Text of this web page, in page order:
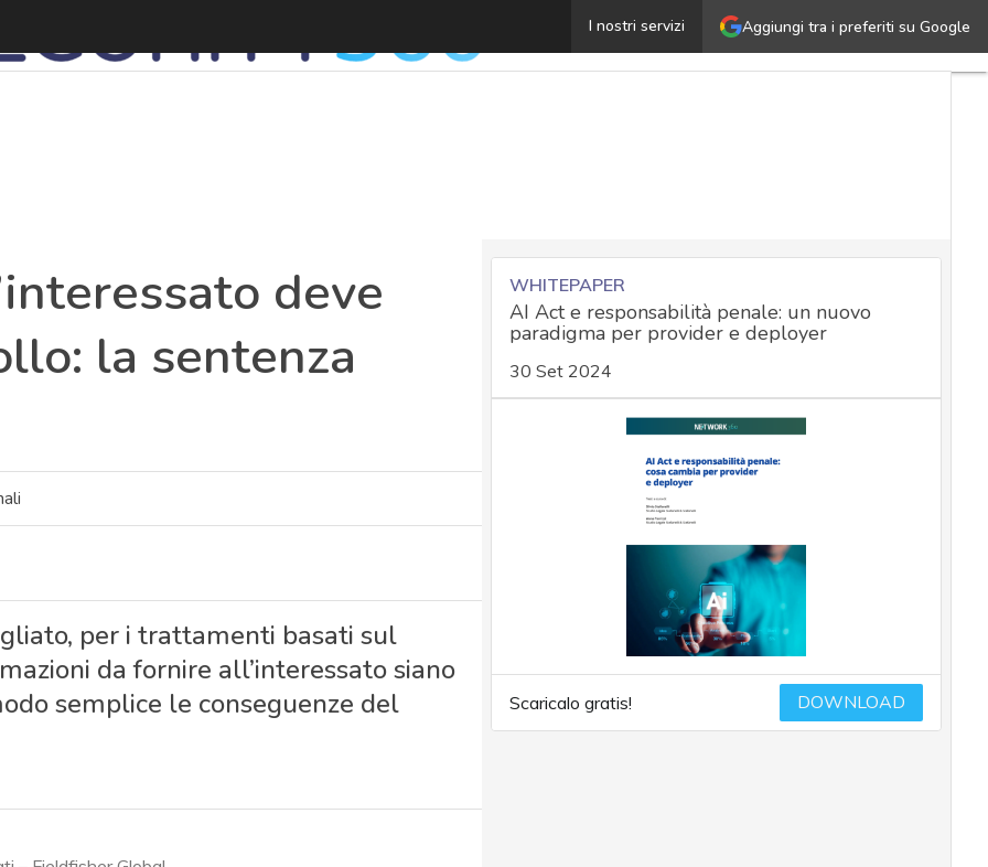
Aggiungi tra i preferiti su Google
I nostri servizi
Consenso privacy, l’interessato deve averne pieno
deve
la sentenza
per i trattamenti basati sul
da fornire all’interessato siano
semplice le conseguenze del
WHITEPAPER
AI Act e responsabilità penale: un nuovo
paradigma per provider e deployer
30 Set 2024
Scaricalo gratis! DOWNLOAD